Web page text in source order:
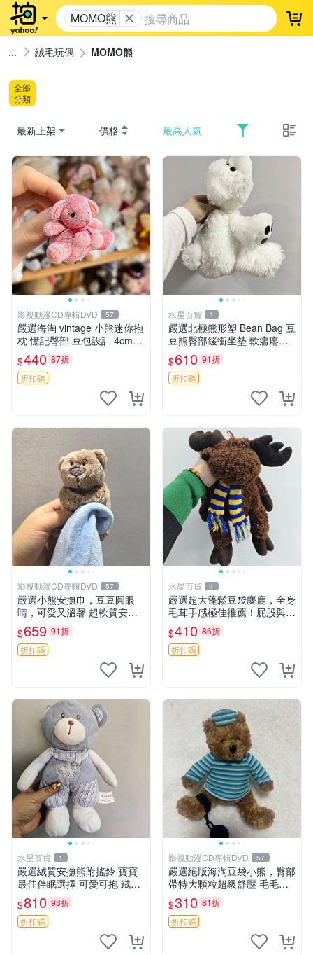
MOMO熊 登
絨毛玩偶 MOMO熊
全部
分類
最新上架 價格 最高人氣
影視動漫CD專輯DVD 57
嚴選海淘 vintage 小熊迷你抱
枕 憶記臀部 豆包設計 4cm
高 推薦收藏 迷你豆包小熊、
高臀部、豆袋抱枕
$440 87折
折扣碼
水星百貨 1
嚴選北極熊形塑 Bean Bag 豆
豆熊臀部緩衝坐墊 軟癟癟舒
壓設計 保暖又實用 適合久坐
放松 推薦居家使用 RUSS系
列 豆豆熊屁屁坐墊 3D顆粒結
$610 91折
折扣碼
影視動漫CD專輯DVD 57
嚴選小熊安撫巾，豆豆圓眼
睛，可愛又溫馨 超軟質安撫
巾，豆豆設計，哄睡好幫手
約克豆豆眼安撫巾 數碼豆豆
眼
$659 91折
折扣碼
水星百貨 1
嚴選超大蓬鬆豆袋麋鹿，全身
毛茸手感極佳推薦！屁股與四
肢填充均勻，適合收藏與孩童
共賞。 麋鹿 豆袋 毛茸玩具
$410 86折
折扣碼
水星百貨 1
嚴選絨質安撫熊附搖鈴 寶寶
最佳伴眠選擇 可愛可抱 絨毛
玩具 安撫熊 嬰兒用
$810 93折
折扣碼
影視動漫CD專輯DVD 57
嚴選絕版海淘豆袋小熊，臀部
帶特大顆粒超級舒壓 毛毛摸
起來格外順滑適合收藏 100%
棉質 豆袋枕 豆袋、抱枕、小
熊
$310 81折
折扣碼